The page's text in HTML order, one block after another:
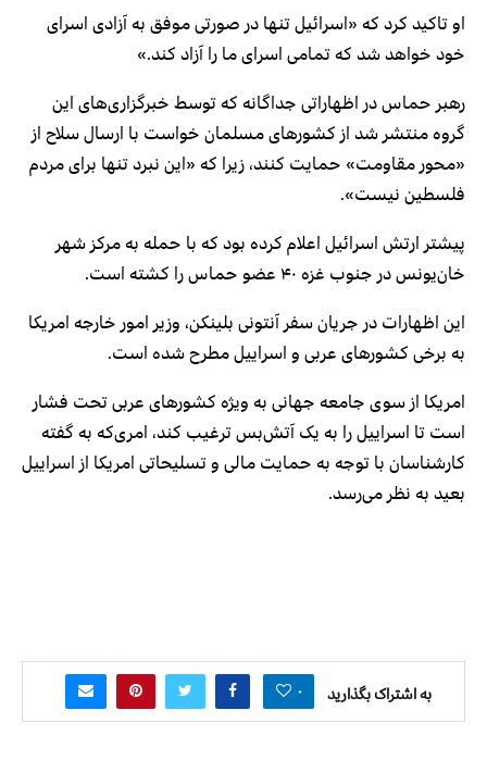
او تاکید کرد که «اسرائیل تنها در صورتی موفق به آزادی اسرای
خود خواهد شد که تمامی اسرای ما را آزاد کند.»
رهبر حماس در اظهاراتی جداگانه که توسط خبرگزاری‌های این
گروه منتشر شد از کشورهای مسلمان خواست با ارسال سلاح از
«محور مقاومت» حمایت کنند، زیرا که «این نبرد تنها برای مردم
فلسطین نیست».
پیشتر ارتش اسرائیل اعلام کرده بود که با حمله به مرکز شهر
خان‌یونس در جنوب غزه ۴۰ عضو حماس را کشته است.
این اظهارات در جریان سفر آنتونی بلینکن، وزیر امور خارجه امریکا
به برخی کشورهای عربی و اسراییل مطرح شده است.
امریکا از سوی جامعه جهانی به ویژه کشورهای عربی تحت فشار
است تا اسراییل را به یک آتش‌بس ترغیب کند، امری‌که به گفته
کارشناسان با توجه به حمایت مالی و تسلیحاتی امریکا از اسراییل
بعید به نظر می‌رسد.
به اشتراک بگذارید ۰